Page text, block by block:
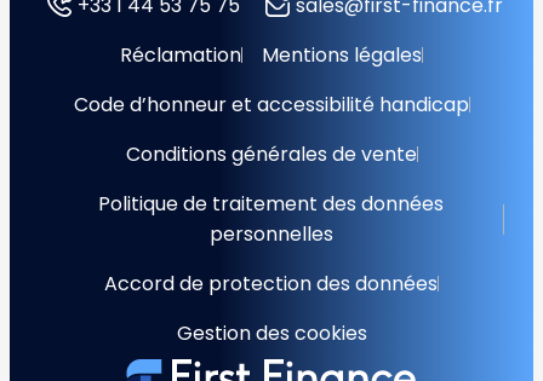
Réclamation
Mentions légales
Code d’honneur et accessibilité handicap
Conditions générales de vente
Politique de traitement des données
personnelles
Accord de protection des données
Gestion des cookies